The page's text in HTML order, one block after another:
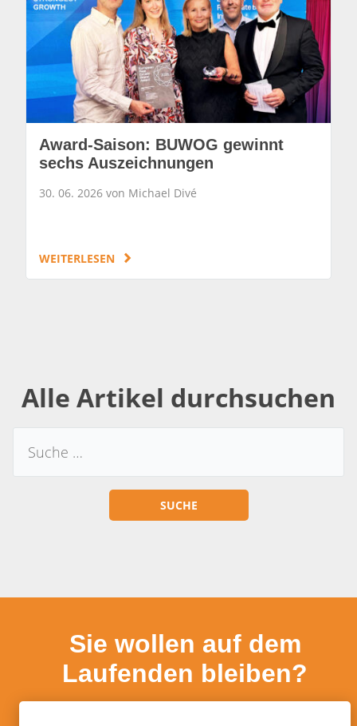
Award-Saison: BUWOG gewinnt
sechs Auszeichnungen
30. 06. 2026 von Michael Divé
WEITERLESEN
Alle Artikel durchsuchen
Sie wollen auf dem
Laufenden bleiben?